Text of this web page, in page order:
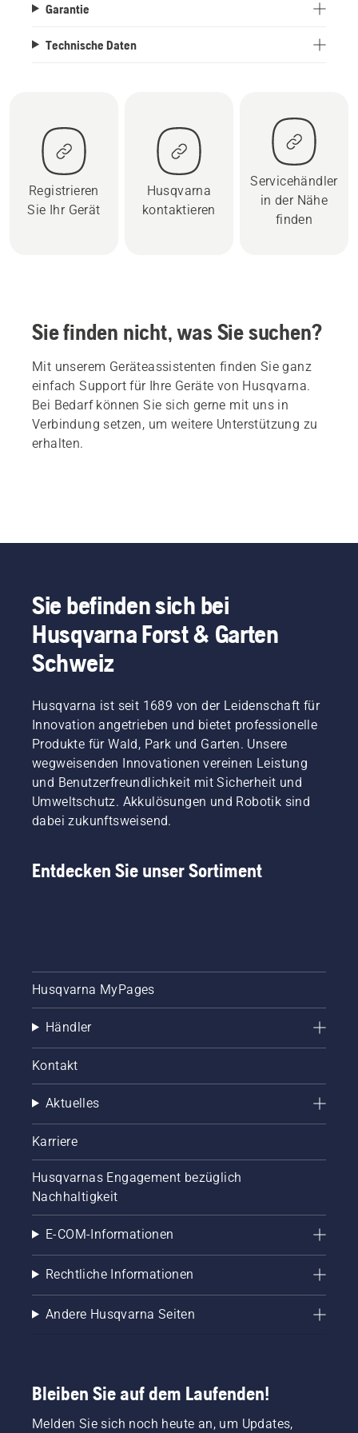
Garantie
Technische Daten
Registrieren
Sie Ihr Gerät
Husqvarna
kontaktieren
Servicehändler
in der Nähe
finden
Sie finden nicht, was Sie suchen?
Mit unserem Geräteassistenten finden Sie ganz
einfach Support für Ihre Geräte von Husqvarna.
Bei Bedarf können Sie sich gerne mit uns in
Verbindung setzen, um weitere Unterstützung zu
erhalten.
Sie befinden sich bei
Husqvarna Forst & Garten
Schweiz
Husqvarna ist seit 1689 von der Leidenschaft für
Innovation angetrieben und bietet professionelle
Produkte für Wald, Park und Garten. Unsere
wegweisenden Innovationen vereinen Leistung
und Benutzerfreundlichkeit mit Sicherheit und
Umweltschutz. Akkulösungen und Robotik sind
dabei zukunftsweisend.
Entdecken Sie unser Sortiment
Husqvarna MyPages
Händler
Kontakt
Aktuelles
Karriere
Husqvarnas Engagement bezüglich
Nachhaltigkeit
E-COM-Informationen
Rechtliche Informationen
Andere Husqvarna Seiten
Bleiben Sie auf dem Laufenden!
Melden Sie sich noch heute an, um Updates,